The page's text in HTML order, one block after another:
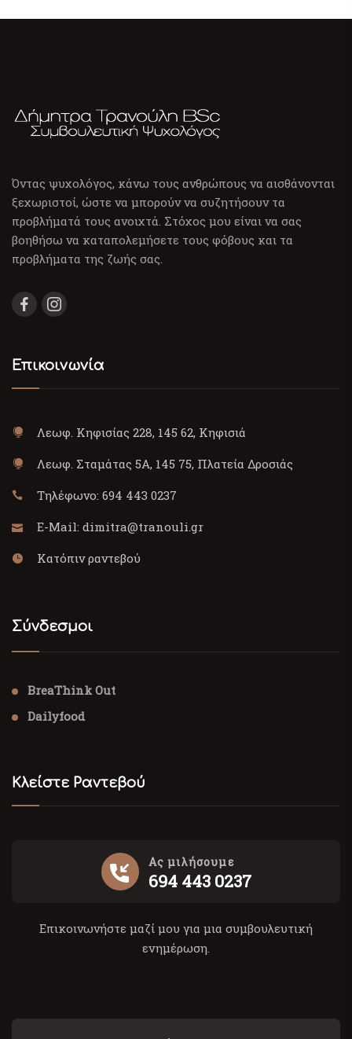
Όντας ψυχολόγος, κάνω τους ανθρώπους να αισθάνονται
ξεχωριστοί, ώστε να μπορούν να συζητήσουν τα
προβλήματά τους ανοιχτά. Στόχος μου είναι να σας
βοηθήσω να καταπολεμήσετε τους φόβους και τα
προβλήματα της ζωής σας.
Επικοινωνία
Λεωφ. Κηφισίας 228, 145 62, Κηφισιά
Λεωφ. Σταμάτας 5Α, 145 75, Πλατεία Δροσιάς
Τηλέφωνο: 694 443 0237
E-Mail: dimitra@tranouli.gr
Κατόπιν ραντεβού
Σύνδεσμοι
BreaThink Out
Dailyfood
Κλείστε Ραντεβού
Ας μιλήσουμε
694 443 0237
Επικοινωνήστε μαζί μου για μια συμβουλευτική
ενημέρωση.